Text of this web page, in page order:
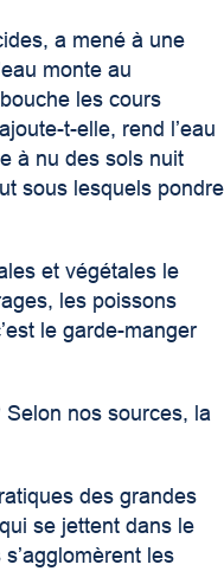
a mené à une
monte au
les cours
t-elle, rend l’eau
à nu des sols nuit
sous lesquels pondre
et végétales le
les poissons
le garde-manger
nos sources, la
des grandes
se jettent dans le
les